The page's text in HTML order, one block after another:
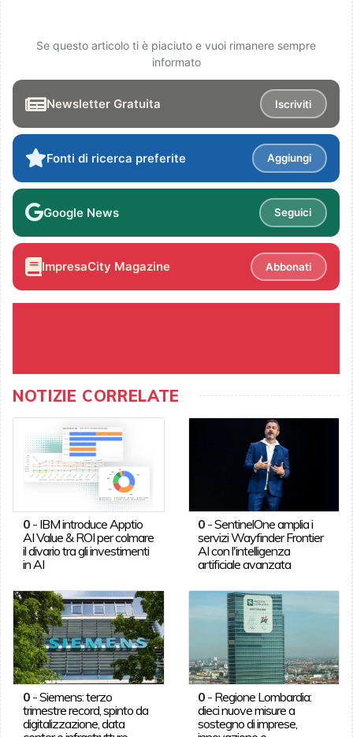
Se questo articolo ti è piaciuto e vuoi rimanere sempre
informato
Newsletter Gratuita Iscriviti
Fonti di ricerca preferite Aggiungi
Google News Seguici
ImpresaCity Magazine Abbonati
NOTIZIE CORRELATE
0- IBM introduce Apptio
AI Value & ROI per colmare
il divario tra gli investimenti
in AI
0 -SentinelOne amplia i
servizi Wayfinder Frontier
AI con l'intelligenza
artificiale avanzata
0-Siemens: terzo
trimestre record, spinto da
digitalizzazione, data
0 - Regione Lombardia:
dieci nuove misure a
sostegno di imprese,